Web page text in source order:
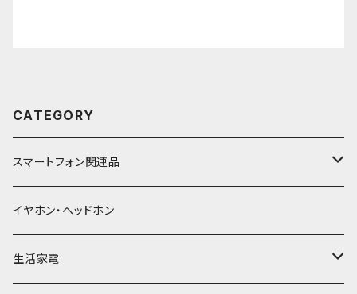
CATEGORY
スマートフォン関連品
バッテリー・充電器
モバイルバッテリー
ケーブル
イヤホン・ヘッドホン
生活家電